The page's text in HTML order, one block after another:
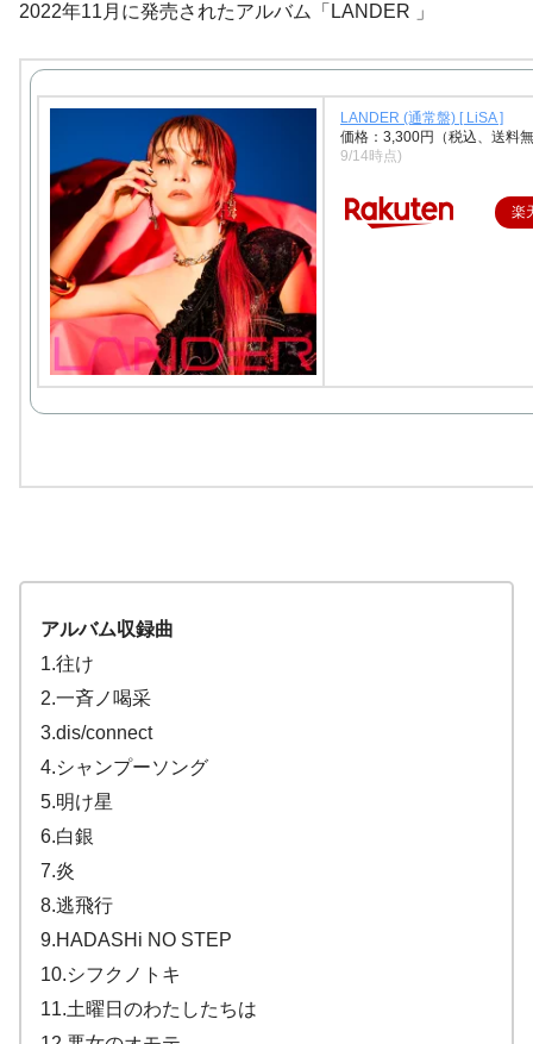
2022年11月に発売されたアルバム「LANDER 」
LANDER (通常盤) [ LiSA ]
価格：3,300円（税込、送料
9/14時点)
楽
アルバム収録曲
1.往け
2.一斉ノ喝采
3.dis/connect
4.シャンプーソング
5.明け星
6.白銀
7.炎
8.逃飛行
9.HADASHi NO STEP
10.シフクノトキ
11.土曜日のわたしたちは